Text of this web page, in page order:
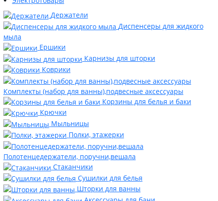
Держатели
Диспенсеры для жидкого
мыла
Ершики
Карнизы для шторки
Коврики
Комплекты (набор для ванны),подвесные аксессуары
Корзины для белья и баки
Крючки
Мыльницы
Полки, этажерки
Полотенцедержатели, поручни,вешала
Стаканчики
Сушилки для белья
Шторки для ванны